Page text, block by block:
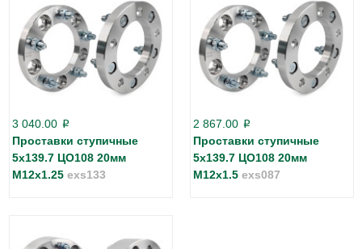
3 040.00 p
Проставки ступичные
5х139.7 ЦО108 20мм
М12х1.25 exs133
2 867.00 p
Проставки ступичные
5х139.7 ЦО108 20мм
М12х1.5 exs087